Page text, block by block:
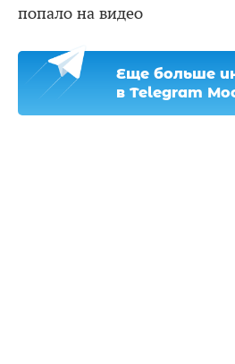
попало на видео
Еще больше
в Telegram